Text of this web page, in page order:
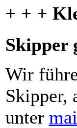
+ + +
Skipper
Wir
Skipper,
unter